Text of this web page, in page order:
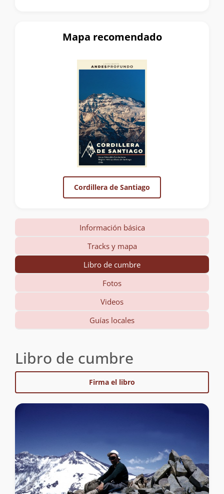
Mapa recomendado
Cordillera de Santiago
Información básica
Tracks y mapa
Libro de cumbre
Fotos
Videos
Guías locales
Libro de cumbre
Firma el libro